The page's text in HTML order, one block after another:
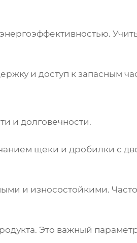
и доступ к запасным
и долговечности.
щеки и дробилки с
и износостойкими.
Это важный